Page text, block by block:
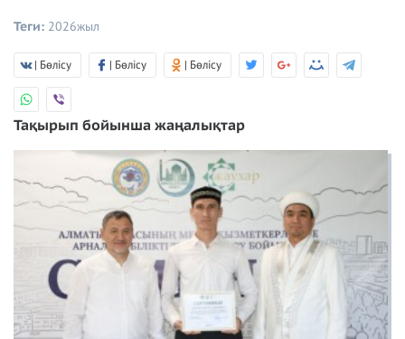
Теги: 2026жыл
| Бөлісу | Бөлісу | Бөлісу
Тақырып бойынша жаңалықтар